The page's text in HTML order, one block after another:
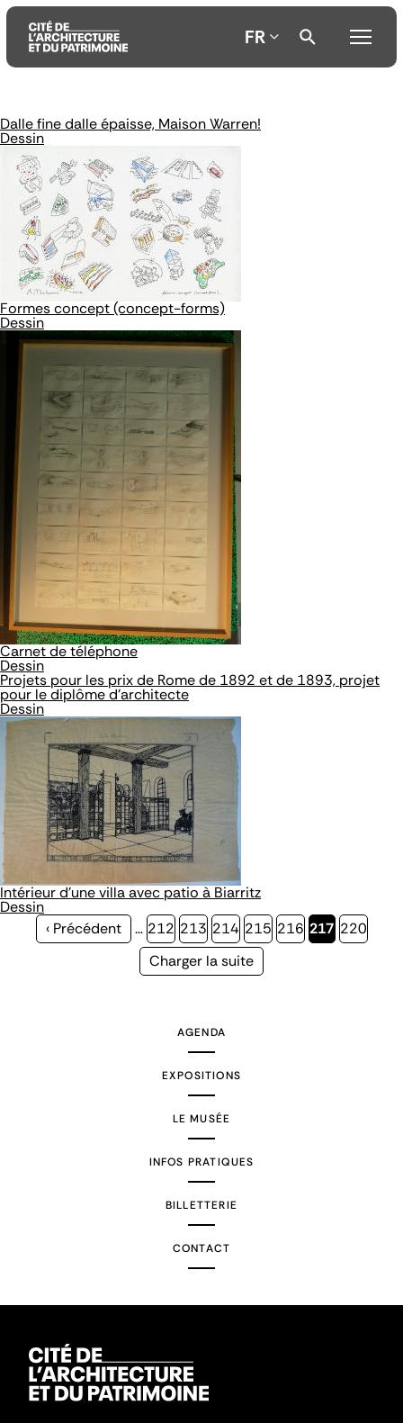
Aller
au
contenu
principal
Aller
au
menu
principal
Aller
à
recherche
FR
Dalle fine dalle épaisse, Maison Warren!
Dessin
Formes concept (concept-forms)
Dessin
Carnet de téléphone
Dessin
Projets pour les prix de Rome de 1892 et de 1893, projet
pour le diplôme d'architecte
Dessin
Intérieur d'une villa avec patio à Biarritz
Dessin
Page
‹ Précédent … Page
212 Page
213 Page
214 Page
215 Page
216 Page
217 Page
220
Page
Charger la suite
AGENDA
EXPOSITIONS
LE MUSÉE
INFOS PRATIQUES
BILLETTERIE
CONTACT